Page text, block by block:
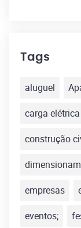
Tags
aluguel
carga elétrica
construção
empresas
eventos;